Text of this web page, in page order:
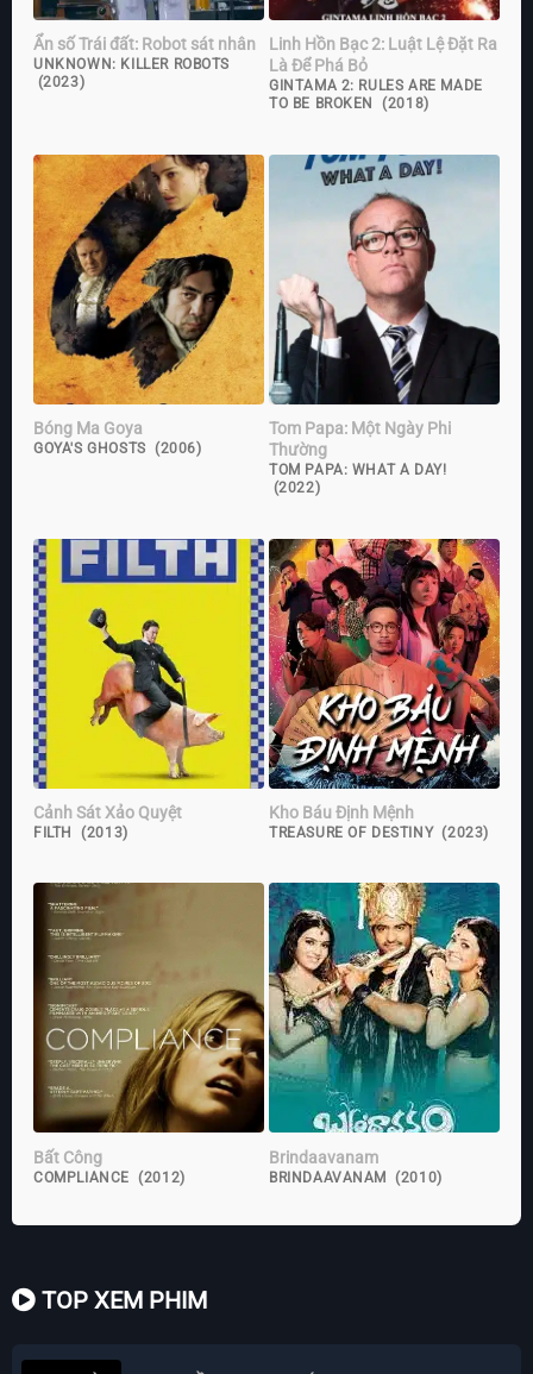
Ẩn số Trái đất: Robot sát nhân
UNKNOWN: KILLER ROBOTS
(2023)
Linh Hồn Bạc 2: Luật Lệ Đặt Ra
Là Để Phá Bỏ
GINTAMA 2: RULES ARE MADE
TO BE BROKEN (2018)
Bóng Ma Goya
GOYA'S GHOSTS (2006)
Tom Papa: Một Ngày Phi
Thường
TOM PAPA: WHAT A DAY!
(2022)
Cảnh Sát Xảo Quyệt
FILTH (2013)
Kho Báu Định Mệnh
TREASURE OF DESTINY (2023)
Bất Công
COMPLIANCE (2012)
Brindaavanam
BRINDAAVANAM (2010)
TOP XEM PHIM